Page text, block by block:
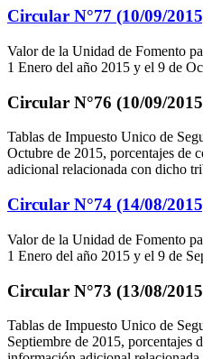
Circular N°77 (10/09/
Valor de la Unidad de Fomento
1 Enero del año 2015 y el 9 de
Circular N°76 (10/09/
Tablas de Impuesto Unico de
Octubre de 2015, porcentajes de
adicional relacionada con dicho
Circular N°74 (14/08/
Valor de la Unidad de Fomento
1 Enero del año 2015 y el 9 de
Circular N°73 (13/08/
Tablas de Impuesto Unico de
Septiembre de 2015, porcentajes